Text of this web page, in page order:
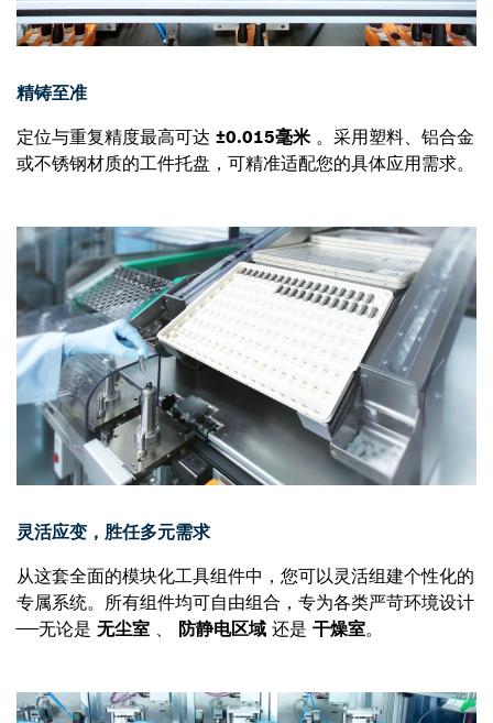
精铸至准
定位与重复精度最高可达 ±0.015毫米 。采用塑料、铝合金
或不锈钢材质的工件托盘，可精准适配您的具体应用需求。
灵活应变，胜任多元需求
从这套全面的模块化工具组件中，您可以灵活组建个性化的
专属系统。所有组件均可自由组合，专为各类严苛环境设计
——无论是 无尘室 、 防静电区域 还是 干燥室。